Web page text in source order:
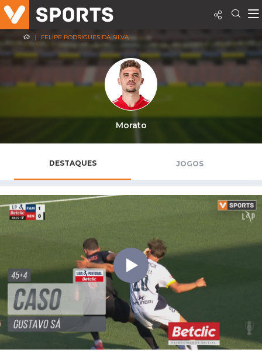
FELIPE RODRIGUES DA SILVA
Morato
DESTAQUES JOGOS